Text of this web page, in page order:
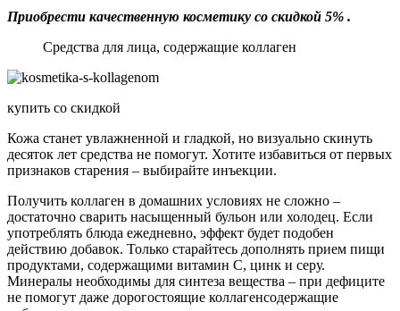
Приобрести качественную косметику со скидкой 5% .
Средства для лица, содержащие коллаген
купить со скидкой
Кожа станет увлажненной и гладкой, но визуально скинуть
десяток лет средства не помогут. Хотите избавиться от первых
признаков старения – выбирайте инъекции.
Получить коллаген в домашних условиях не сложно –
достаточно сварить насыщенный бульон или холодец. Если
употреблять блюда ежедневно, эффект будет подобен
действию добавок. Только старайтесь дополнять прием пищи
продуктами, содержащими витамин С, цинк и серу.
Минералы необходимы для синтеза вещества – при дефиците
не помогут даже дорогостоящие коллагенсодержащие